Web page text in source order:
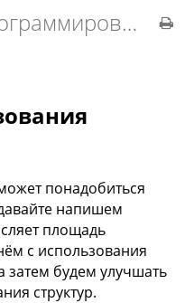
Язык программирования Rust
понадобиться
напишем
площадь
с использования
будем улучшать
структур.